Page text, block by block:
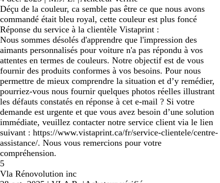
Déçu de la couleur, ca semble pas être ce que nous avons
commandé était bleu royal, cette couleur est plus foncé
Réponse du service à la clientèle Vistaprint :
Nous sommes désolés d'apprendre que l'impression des
aimants personnalisés pour voiture n'a pas répondu à vos
attentes en termes de couleurs. Notre objectif est de vous
fournir des produits conformes à vos besoins. Pour nous
permettre de mieux comprendre la situation et d’y remédier,
pourriez-vous nous fournir quelques photos réelles illustrant
les défauts constatés en réponse à cet e-mail ? Si votre
demande est urgente et que vous avez besoin d’une solution
immédiate, veuillez contacter notre service client via le lien
suivant : https://www.vistaprint.ca/fr/service-clientele/centre-
assistance/. Nous vous remercions pour votre
compréhension.
5
Vla Rénovolution inc